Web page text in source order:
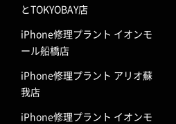
とTOKYOBAY店
iPhone修理プラント イオンモ
ール船橋店
iPhone修理プラント アリオ蘇
我店
iPhone修理プラント イオンモ